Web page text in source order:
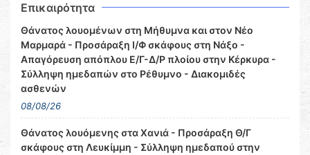
Επικαιρότητα
Θάνατος λουομένων στη Μήθυμνα και στον Νέο
Μαρμαρά - Προσάραξη Ι/Φ σκάφους στη Νάξο -
Απαγόρευση απόπλου Ε/Γ-Δ/Ρ πλοίου στην Κέρκυρα -
Σύλληψη ημεδαπών στο Ρέθυμνο - Διακομιδές
ασθενών
08/08/26
Θάνατος λουόμενης στα Χανιά - Προσάραξη Θ/Γ
σκάφους στη Λευκίμμη - Σύλληψη ημεδαπού στην